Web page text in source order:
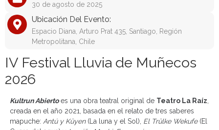
30 de agosto de 2025
Ubicación Del Evento:
Espacio Diana, Arturo Prat 435, Santiago, Región
Metropolitana, Chile
IV Festival Lluvia de Muñecos
2026
Kultrun Abiertoes una obra teatral original de Teatro La Raíz,
creada en el año 2021, basada en el relato de tres saberes
mapuche: Antú y Küyen(La luna y el Sol), El Trülke Wekufe(El